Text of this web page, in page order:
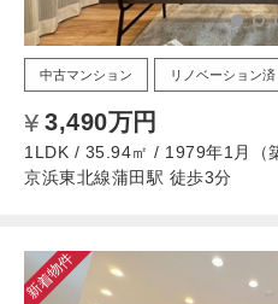
中古マンション リノベーション済
3,490万円
1LDK / 35.94㎡ / 1979年1月（
京浜東北線蒲田駅 徒歩3分
新着物件